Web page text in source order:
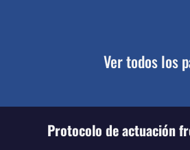
Ver todos los
Protocolo de actuación